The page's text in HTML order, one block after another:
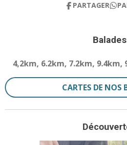
PARTAGER
Balades
4,2km, 6.2km, 7.2km, 9.4km,
CARTES DE NOS